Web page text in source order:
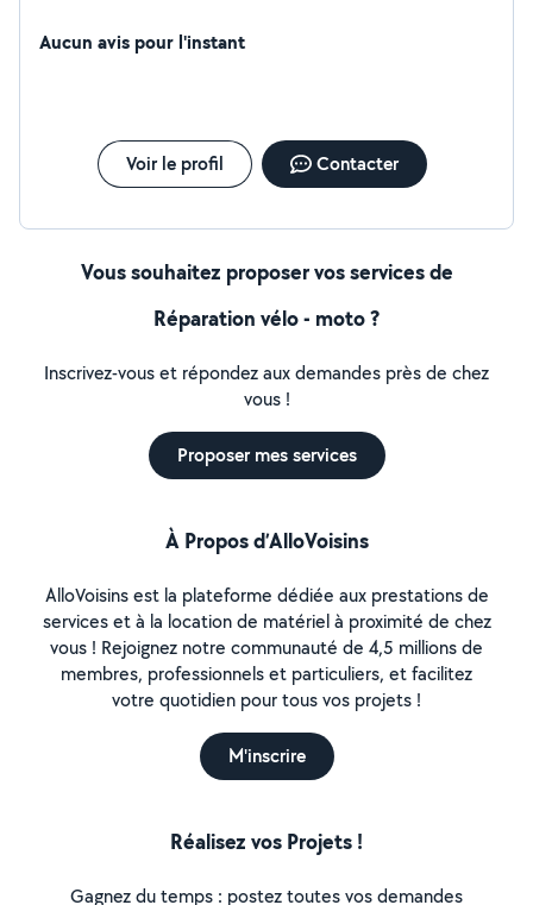
Aucun avis pour l'instant
Voir le profil Contacter
Vous souhaitez proposer vos services de
Réparation vélo - moto ?
Inscrivez-vous et répondez aux demandes près de chez
vous !
Proposer mes services
À Propos d’AlloVoisins
AlloVoisins est la plateforme dédiée aux prestations de
services et à la location de matériel à proximité de chez
vous ! Rejoignez notre communauté de 4,5 millions de
membres, professionnels et particuliers, et facilitez
votre quotidien pour tous vos projets !
M'inscrire
Réalisez vos Projets !
Gagnez du temps : postez toutes vos demandes